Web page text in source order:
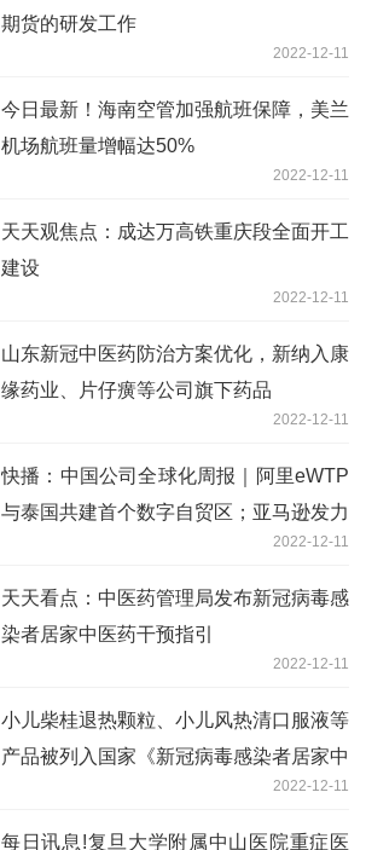
期货的研发工作
2022-12-11
今日最新！海南空管加强航班保障，美兰
机场航班量增幅达50%
2022-12-11
天天观焦点：成达万高铁重庆段全面开工
建设
2022-12-11
山东新冠中医药防治方案优化，新纳入康
缘药业、片仔癀等公司旗下药品
2022-12-11
快播：中国公司全球化周报｜阿里eWTP
与泰国共建首个数字自贸区；亚马逊发力
2022-12-11
天天看点：中医药管理局发布新冠病毒感
染者居家中医药干预指引
2022-12-11
小儿柴桂退热颗粒、小儿风热清口服液等
产品被列入国家《新冠病毒感染者居家中
2022-12-11
每日讯息!复旦大学附属中山医院重症医